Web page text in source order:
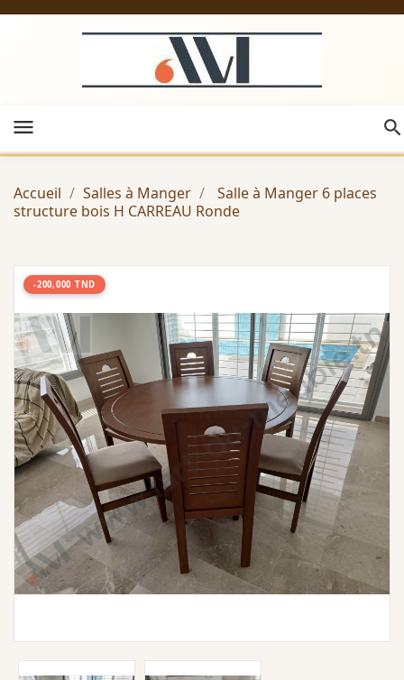
menu
Accueil Salles à Manger
Salle à Manger 6 places
structure bois H CARREAU Ronde
-200,000 TND